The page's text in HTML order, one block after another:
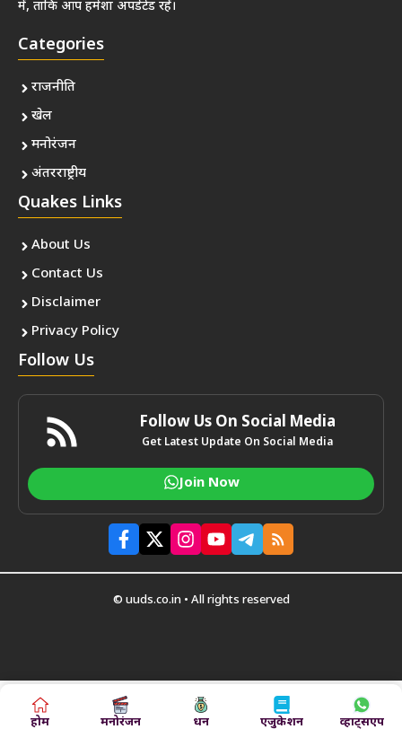
में, ताकि आप हमेशा अपडेटेड रहें।
Categories
राजनीति
खेल
मनोरंजन
अंतरराष्ट्रीय
Quakes Links
About Us
Contact Us
Disclaimer
Privacy Policy
Follow Us
Follow Us On Social Media
Get Latest Update On Social Media
Join Now
© uuds.co.in • All rights reserved
होम मनोरंजन धन एजुकेशन व्हाट्सएप